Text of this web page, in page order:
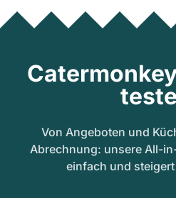
Von Angeboten und
Abrechnung: unsere All-
einfach und